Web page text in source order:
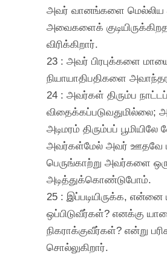
அவர் வானங்களை மெல்லிய
அவைகளைக்
விரிக்கிறார்.
23 : அவர் பிரபுக்களை
நியாயாதிபதிகளை
24 : அவர்கள் திரும்ப
விதைக்கப்படுவதுமில்லை;
அடிமரம் திரும்பப் பூமியிலே
அவர்கள்மேல் அவர் ஊதவே
பெருங்காற்று அவர்களை
அடித்துக்கொண்டுபோம்.
25 : இப்படியிருக்க, என்னை
ஒப்பிடுவீர்கள்? எனக்கு
நிகராக்குவீர்கள்? என்று
சொல்லுகிறார்.